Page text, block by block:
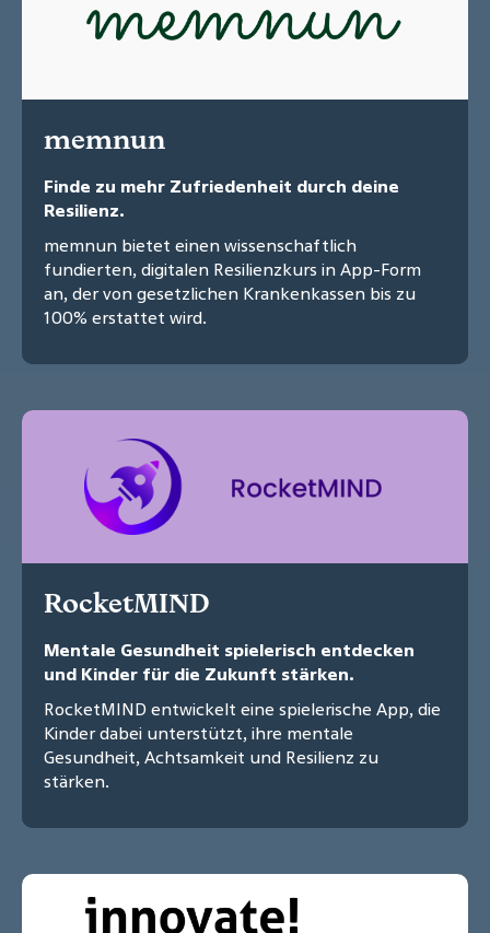
memnun
Finde zu mehr Zufriedenheit durch deine
Resilienz.
memnun bietet einen wissenschaftlich
fundierten, digitalen Resilienzkurs in App-Form
an, der von gesetzlichen Krankenkassen bis zu
100% erstattet wird.
RocketMIND
Mentale Gesundheit spielerisch entdecken
und Kinder für die Zukunft stärken.
RocketMIND entwickelt eine spielerische App, die
Kinder dabei unterstützt, ihre mentale
Gesundheit, Achtsamkeit und Resilienz zu
stärken.